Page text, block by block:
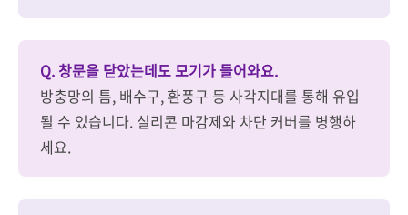
Q. 창문을 닫았는데도 모기가 들어와요.
방충망의 틈, 배수구, 환풍구 등 사각지대를 통해 유입
될 수 있습니다. 실리콘 마감제와 차단 커버를 병행하
세요.